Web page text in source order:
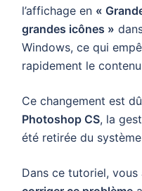
l’affichage en «
grandes icônes »
Windows, ce qui
rapidement le
Ce changement est
Photoshop CS, la
été retirée du
Dans ce tutoriel,